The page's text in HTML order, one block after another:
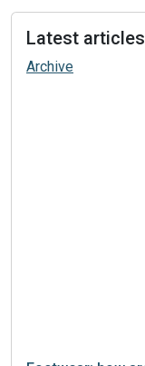
Latest articles
Archive